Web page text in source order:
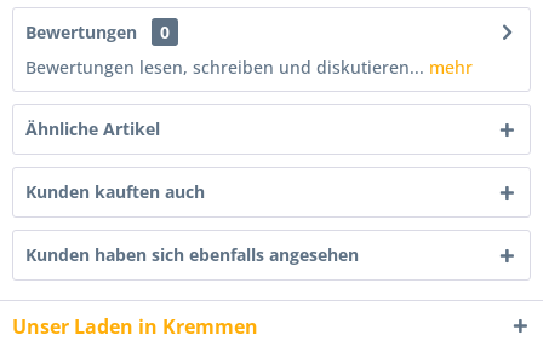
Bewertungen
0
Bewertungen lesen, schreiben und diskutieren... mehr
Ähnliche Artikel
Kunden kauften auch
Kunden haben sich ebenfalls angesehen
Unser Laden in Kremmen